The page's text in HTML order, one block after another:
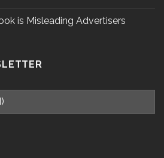
is Misleading Advertisers